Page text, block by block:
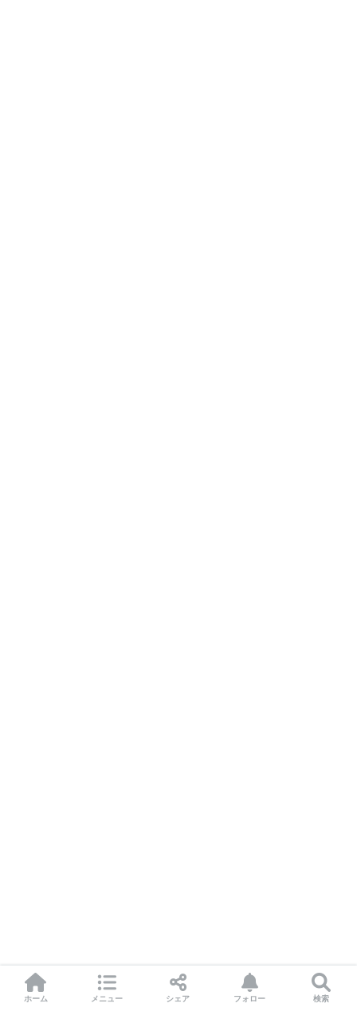
ホーム メニュー シェア フォロー 検索